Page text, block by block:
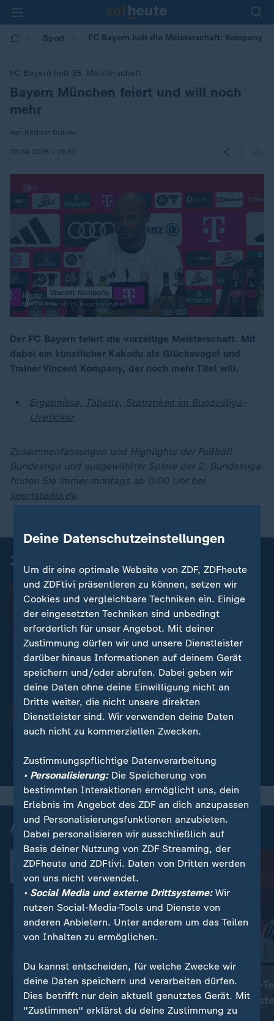
Sport FC Bayern holt die Meisterschaft: Kompany
FC Bayern holt 35. Meisterschaft
:Bayern München feiert und will noch
mehr
von Kathrin Bräuer
20.04.2026 | 19:32
00:17
Der FC Bayern feiert die vorzeitige Meisterschaft. Mit
dabei ein künstlicher Kakadu als Glücksvogel und
Trainer Vincent Kompany, der noch mehr Titel will.
Ergebnisse, Tabelle, Statistiken im Bundesliga-
Liveticker
Zusammenfassungen und Highlights der Fußball-
Bundesliga und ausgewählter Spiele der 2. Bundesliga
finden Sie immer montags ab 0:00 Uhr bei
sportstudio.de.
2. Bundesliga - Highlights
Nachrichten | Sport:
Bundesliga - alle Spiele, alle
Alle Bolzplatz-Folgen
Sport | Bolzplatz
Kann das DFB-
K.o.-Phase
Video
Deine Datenschutzeinstellungen
Um dir eine optimale Website von ZDF, ZDFheute
und ZDFtivi präsentieren zu können, setzen wir
Cookies und vergleichbare Techniken ein. Einige
der eingesetzten Techniken sind unbedingt
erforderlich für unser Angebot. Mit deiner
Zustimmung dürfen wir und unsere Dienstleister
darüber hinaus Informationen auf deinem Gerät
speichern und/oder abrufen. Dabei geben wir
deine Daten ohne deine Einwilligung nicht an
Dritte weiter, die nicht unsere direkten
Dienstleister sind. Wir verwenden deine Daten
auch nicht zu kommerziellen Zwecken.
Zustimmungspflichtige Datenverarbeitung
• Personalisierung:Die Speicherung von
bestimmten Interaktionen ermöglicht uns, dein
Erlebnis im Angebot des ZDF an dich anzupassen
und Personalisierungsfunktionen anzubieten.
Dabei personalisieren wir ausschließlich auf
Basis deiner Nutzung von ZDF Streaming, der
ZDFheute und ZDFtivi. Daten von Dritten werden
von uns nicht verwendet.
• Social Media und externe Drittsysteme:Wir
nutzen Social-Media-Tools und Dienste von
anderen Anbietern. Unter anderem um das Teilen
von Inhalten zu ermöglichen.
Du kannst entscheiden, für welche Zwecke wir
deine Daten speichern und verarbeiten dürfen.
Dies betrifft nur dein aktuell genutztes Gerät. Mit
"Zustimmen" erklärst du deine Zustimmung zu